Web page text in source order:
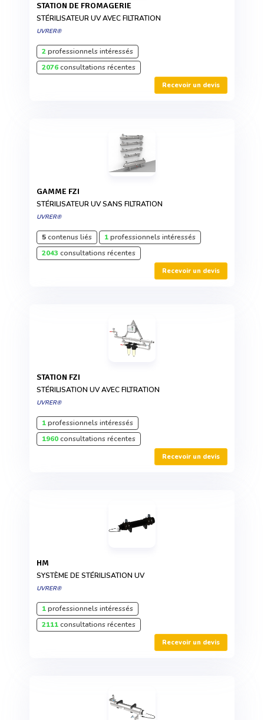
STATION DE FROMAGERIE
STÉRILISATEUR UV AVEC FILTRATION
UVRER®
2professionnels intéressés
2076consultations récentes
Recevoir un devis
GAMME FZI
STÉRILISATEUR UV SANS FILTRATION
UVRER®
5contenus liés 1professionnels intéressés
2043 consultations récentes
Recevoir un devis
STATION FZI
STÉRILISATION UV AVEC FILTRATION
UVRER®
1professionnels intéressés
1960consultations récentes
Recevoir un devis
HM
SYSTÈME DE STÉRILISATION UV
UVRER®
1professionnels intéressés
2111consultations récentes
Recevoir un devis